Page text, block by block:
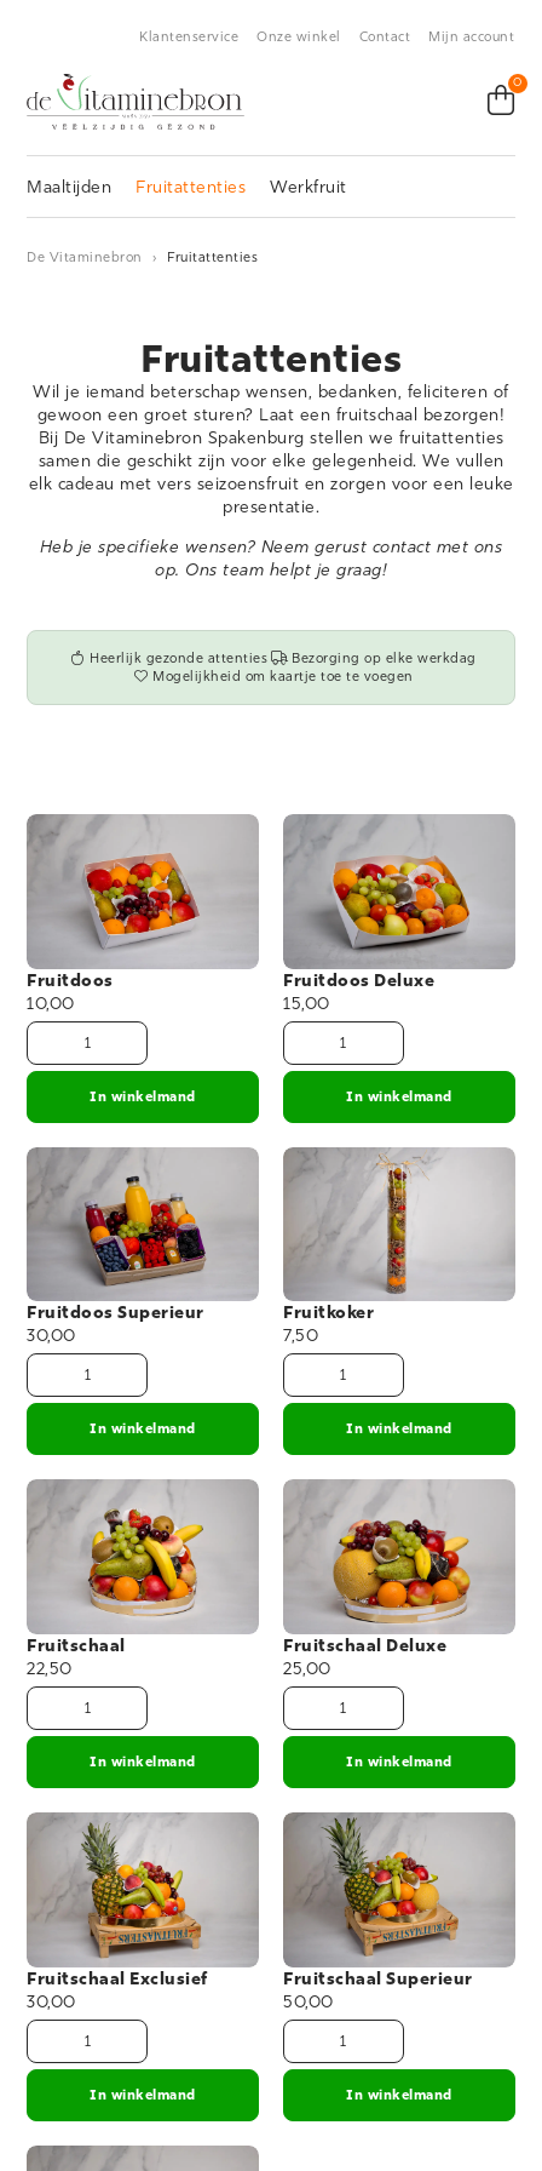
Klantenservice Onze winkel Contact Mijn account
0
Maaltijden Fruitattenties Werkfruit
De Vitaminebron › Fruitattenties
Fruitattenties
Wil je iemand beterschap wensen, bedanken, feliciteren of
gewoon een groet sturen? Laat een fruitschaal bezorgen!
Bij De Vitaminebron Spakenburg stellen we fruitattenties
samen die geschikt zijn voor elke gelegenheid. We vullen
elk cadeau met vers seizoensfruit en zorgen voor een leuke
presentatie.
Heb je specifieke wensen? Neem gerust contact met ons
op. Ons team helpt je graag!
Heerlijk gezonde attenties
Bezorging op elke werkdag
Mogelijkheid om kaartje toe te voegen
Fruitdoos
10,00
In winkelmand
Fruitdoos Deluxe
15,00
In winkelmand
Fruitdoos Superieur
30,00
In winkelmand
Fruitkoker
7,50
In winkelmand
Fruitschaal
22,50
In winkelmand
Fruitschaal Deluxe
25,00
In winkelmand
Fruitschaal Exclusief
30,00
In winkelmand
Fruitschaal Superieur
50,00
In winkelmand